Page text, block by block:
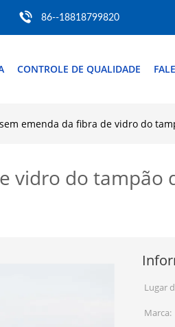
86--18818799820
CONTROLE DE QUALIDADE
emenda da fibra de vidro do
vidro do tampão
Lugar
Marca: